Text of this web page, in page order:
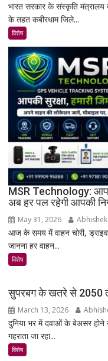
भारत सरकार के संस्कृति मंत्रालय
के तहत कबीरधाम जिले...
विशेष
MSR Technology: आपकी
अब हर पल रहेगी आपकी
May 31, 2026
आज के समय में वाहन चोरी,
जानना हर वाहन...
विशेष
सुपरबग के खतरे से 2050
March 13, 2026
दुनिया भर में दवाओं के बेअसर होने
गहराता जा रहा...
विशेष